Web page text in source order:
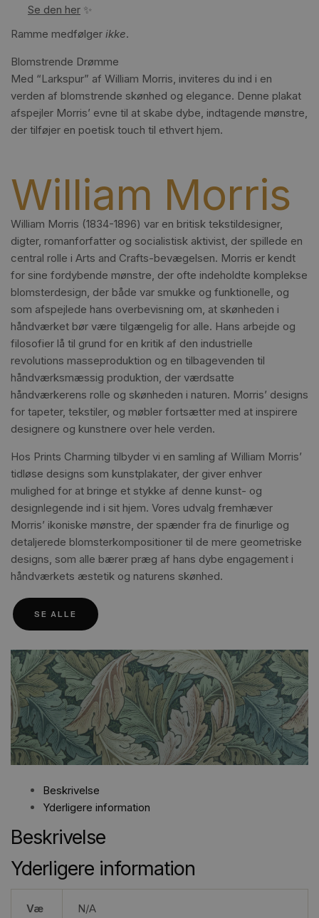
Se den her ✨
Ramme medfølger ikke.
Blomstrende Drømme
Med “Larkspur” af William Morris, inviteres du ind i en
verden af blomstrende skønhed og elegance. Denne plakat
afspejler Morris’ evne til at skabe dybe, indtagende mønstre,
der tilføjer en poetisk touch til ethvert hjem.
William Morris
William Morris (1834-1896) var en britisk tekstildesigner,
digter, romanforfatter og socialistisk aktivist, der spillede en
central rolle i Arts and Crafts-bevægelsen. Morris er kendt
for sine fordybende mønstre, der ofte indeholdte komplekse
blomsterdesign, der både var smukke og funktionelle, og
som afspejlede hans overbevisning om, at skønheden i
håndværket bør være tilgængelig for alle. Hans arbejde og
filosofier lå til grund for en kritik af den industrielle
revolutions masseproduktion og en tilbagevenden til
håndværksmæssig produktion, der værdsatte
håndværkerens rolle og skønheden i naturen. Morris’ designs
for tapeter, tekstiler, og møbler fortsætter med at inspirere
designere og kunstnere over hele verden.
Hos Prints Charming tilbyder vi en samling af William Morris’
tidløse designs som kunstplakater, der giver enhver
mulighed for at bringe et stykke af denne kunst- og
designlegende ind i sit hjem. Vores udvalg fremhæver
Morris’ ikoniske mønstre, der spænder fra de finurlige og
detaljerede blomsterkompositioner til de mere geometriske
designs, som alle bærer præg af hans dybe engagement i
håndværkets æstetik og naturens skønhed.
SE ALLE
Beskrivelse
Yderligere information
Beskrivelse
Yderligere information
Væ
N/A